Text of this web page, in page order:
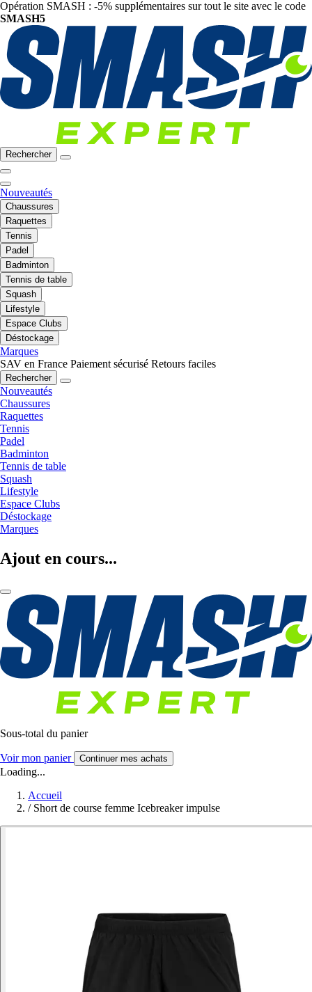
Opération SMASH : -5% supplémentaires sur tout le site avec le code
SMASH5
Rechercher
Nouveautés
Chaussures
Raquettes
Tennis
Padel
Badminton
Tennis de table
Squash
Lifestyle
Espace Clubs
Déstockage
Marques
SAV en France Paiement sécurisé Retours faciles
Rechercher
Nouveautés
Chaussures
Raquettes
Tennis
Padel
Badminton
Tennis de table
Squash
Lifestyle
Espace Clubs
Déstockage
Marques
Ajout en cours...
Sous-total du panier
Voir mon panier Continuer mes achats
Loading...
Accueil
/ Short de course femme Icebreaker impulse